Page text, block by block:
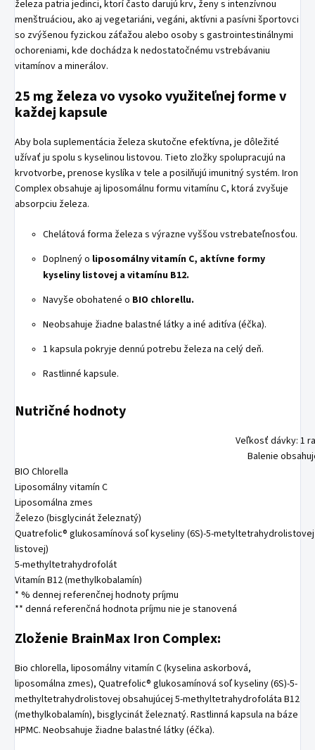
železa patria jedinci, ktorí často darujú krv, ženy s intenzívnou
menštruáciou, ako aj vegetariáni, vegáni, aktívni a pasívni športovci
so zvýšenou fyzickou záťažou alebo osoby s gastrointestinálnymi
ochoreniami, kde dochádza k nedostatočnému vstrebávaniu
vitamínov a minerálov.
25 mg železa vo vysoko využiteľnej forme v
každej kapsule
Aby bola suplementácia železa skutočne efektívna, je dôležité
užívať ju spolu s kyselinou listovou. Tieto zložky spolupracujú na
krvotvorbe, prenose kyslíka v tele a posilňujú imunitný systém. Iron
Complex obsahuje aj liposomálnu formu vitamínu C, ktorá zvyšuje
absorpciu železa.
Chelátová forma železa s výrazne vyššou vstrebateľnosťou.
Doplnený o liposomálnyvitamín C, aktívne formy
kyseliny listovej a vitamínu B12.
Navyše obohatené o BIO chlorellu.
Neobsahuje žiadne balastné látky a iné aditíva (éčka).
1 kapsula pokryje dennú potrebu železa na celý deň.
Rastlinné kapsule.
Nutričné hodnoty
Veľkosť dávky: 1
Balenie
BIO Chlorella
Liposomálny vitamín C
Liposomálna zmes
Železo (bisglycinát železnatý)
Quatrefolic® glukosamínová soľ kyseliny (6S)-5-
listovej)
5-methyltetrahydrofolát
Vitamín B12 (methylkobalamín)
* % dennej referenčnej hodnoty príjmu
** denná referenčná hodnota príjmu nie je stanovená
Zloženie BrainMax Iron Complex:
Bio chlorella, liposomálny vitamín C (kyselina askorbová,
liposomálna zmes), Quatrefolic® glukosamínová soľ kyseliny (6S)-5-
methyltetrahydrolistovej obsahujúcej 5-methyltetrahydrofoláta B12
(methylkobalamín), bisglycinát železnatý. Rastlinná kapsula na báze
HPMC. Neobsahuje žiadne balastné látky (éčka).